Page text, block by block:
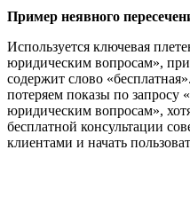
Пример неявного
Используется ключевая
юридическим вопросам»,
содержит слово
потеряем показы по запросу
юридическим вопросам»,
бесплатной консультации
клиентами и начать